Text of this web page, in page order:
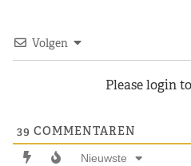
Volgen
Please login
39 COMMENTAREN
Nieuwste